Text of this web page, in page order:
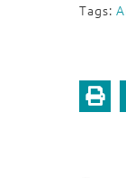
Tags: